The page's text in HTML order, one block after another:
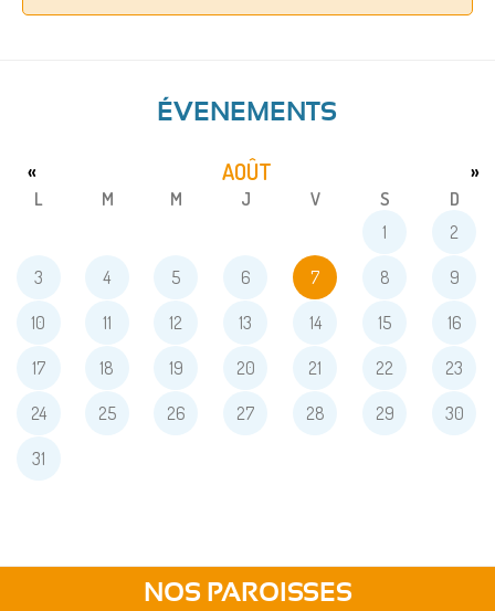
ÉVENEMENTS
AOÛT
« »
L M M J V S
D
1
2
3 4 5 6 7 8 9
10 11 12 13 14 15 16
17 18 19 20 21 22 23
24 25 26 27 28 29 30
31
NOS PAROISSES